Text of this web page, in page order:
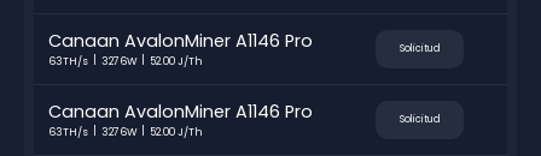
Canaan AvalonMiner A1146 Pro
63TH/s 3276W 52.00 J/Th
Solicitud
Canaan AvalonMiner A1146 Pro
63TH/s 3276W 52.00 J/Th
Solicitud